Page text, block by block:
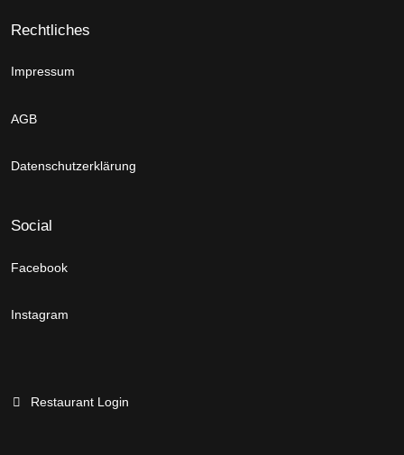
Rechtliches
Impressum
AGB
Datenschutzerklärung
Social
Facebook
Instagram
Restaurant Login